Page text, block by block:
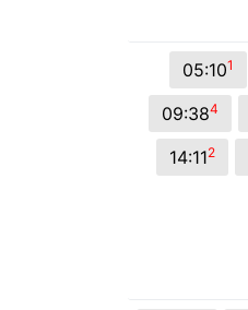
05:101
09:384
14:112